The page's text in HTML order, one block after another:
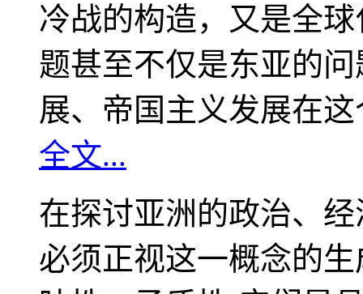
冷战的构造，又是全
题甚至不仅是东亚的
展、帝国主义发展在
全文...
在探讨亚洲的政治、
必须正视这一概念的